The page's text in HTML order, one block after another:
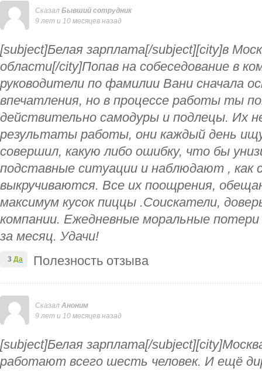
Сказал Бывший сотрудник
9 лет и 10 месяцев назад
[subject]Белая зарплата[/subject][city]в
области[/city]Попав на собеседование в
руководители по фамилии Вани сначала
впечатления, но в процессе работы ты
действительно самодуры и подлецы. Их
результаты работы, они каждый день
совершил, какую либо ошибку, что бы
подставные ситуации и наблюдают , как
выкручиваются. Все их поощрения,
максимум кусок пиццы .Соискатели,
компании. Ежедневные моральные
за месяц. Удачи!
Полезность отзыва
3 Да
Сказал Аноним
9 лет и 10 месяцев назад
[subject]Белая зарплата[/
работают всего шесть человек. И ещё